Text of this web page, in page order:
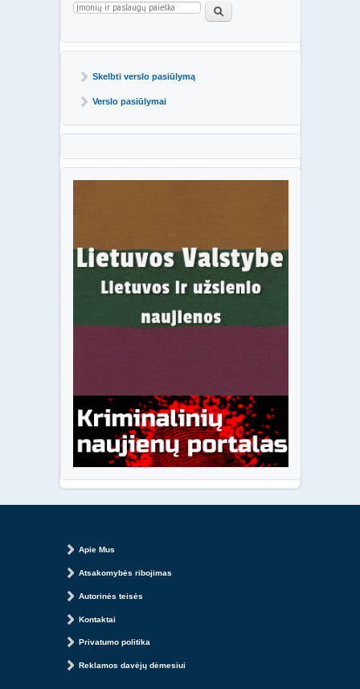
Paieškos forma Paieška
Skelbti verslo pasiūlymą
Verslo pasiūlymai
Apie Mus
Atsakomybės ribojimas
Autorinės teisės
Kontaktai
Privatumo politika
Reklamos davėjų dėmesiui